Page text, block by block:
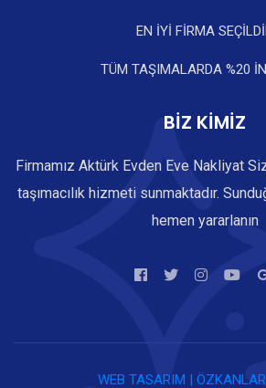
EN İYİ FİRMA
TÜM TAŞIMALARDA %20
BİZ KİMİZ
Firmamız Aktürk Evden Eve Nakliyat
taşımacılık hizmeti sunmaktadır.
hemen yararlanın
WEB TASARIM |